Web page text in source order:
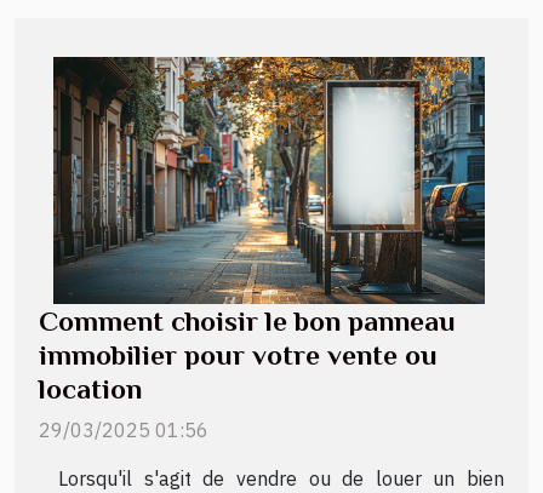
Comment choisir le bon panneau
immobilier pour votre vente ou
location
29/03/2025 01:56
Lorsqu'il s'agit de vendre ou de louer un bien